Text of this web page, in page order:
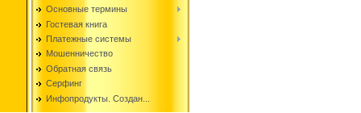
Основные термины
Гостевая книга
Платежные системы
Мошенничество
Обратная связь
Серфинг
Инфопродукты. Создан...